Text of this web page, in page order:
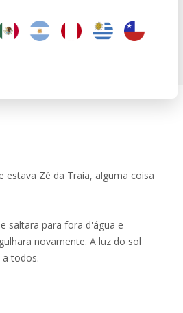
estava Zé da Traia, alguma coisa
saltara para fora d'água e
novamente. A luz do sol
todos.